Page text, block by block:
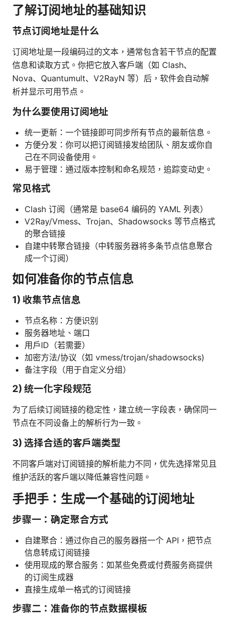
了解订阅地址的基础知识
节点订阅地址是什么
订阅地址是一段编码过的文本，通常包含若干节点的配置
信息和读取方式。你把它放入客户端（如 Clash、
Nova、Quantumult、V2RayN 等）后，软件会自动解
析并显示可用节点。
为什么要使用订阅地址
统一更新：一个链接即可同步所有节点的最新信息。
方便分发：你可以把订阅链接发给团队、朋友或你自
己在不同设备使用。
易于管理：通过版本控制和命名规范，追踪变动史。
常见格式
Clash 订阅（通常是 base64 编码的 YAML 列表）
V2Ray/Vmess、Trojan、Shadowsocks 等节点格式
的聚合链接
自建中转聚合链接（中转服务器将多条节点信息聚合
成一个订阅）
如何准备你的节点信息
1) 收集节点信息
节点名称：方便识别
服务器地址、端口
用户ID（若需要）
加密方法/协议（如 vmess/trojan/shadowsocks)
备注字段（用于自定义分组）
2) 统一化字段规范
为了后续订阅链接的稳定性，建立统一字段表，确保同一
节点在不同设备上的解析行为一致。
3) 选择合适的客户端类型
不同客户端对订阅链接的解析能力不同，优先选择常见且
维护活跃的客户端以降低兼容性问题。
手把手：生成一个基础的订阅地址
步骤一：确定聚合方式
自建聚合：通过你自己的服务器搭一个 API，把节点
信息转成订阅链接
使用现成的聚合服务：如某些免费或付费服务商提供
的订阅生成器
直接生成单一格式的订阅链接
步骤二：准备你的节点数据模板